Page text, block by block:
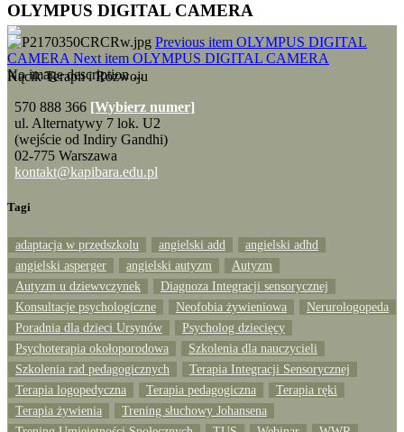
OLYMPUS DIGITAL CAMERA
Previous item OLYMPUS DIGITAL
CAMERA Next item OLYMPUS DIGITAL CAMERA
No image description ...
Kącik Terapii i Rozwoju
570 888 366 [Wybierz numer]
ul. Alternatywy 7 lok. U2
(wejście od Indiry Gandhi)
02-775 Warszawa
kontakt@kapibara.edu.pl
Tagi
adaptacja w przedszkolu angielski add
angielski adhd
angielski asperger
angielski autyzm
Autyzm
Autyzm u dziewvczynek
Diagnoza Integracji sensorycznej
Konsultacje psychologiczne
Neofobia żywieniowa
Nerurologopeda
Poradnia dla dzieci Ursynów
Psycholog dziecięcy
Psychoterapia okołoporodowa
Szkolenia dla nauczycieli
Szkolenia rad pedagogicznych
Terapia Integracji Sensorycznej
Terapia logopedyczna
Terapia pedagogiczna
Terapia ręki
Terapia żywienia
Trening słuchowy Johansena